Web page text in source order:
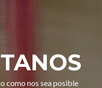
como nos sea posible